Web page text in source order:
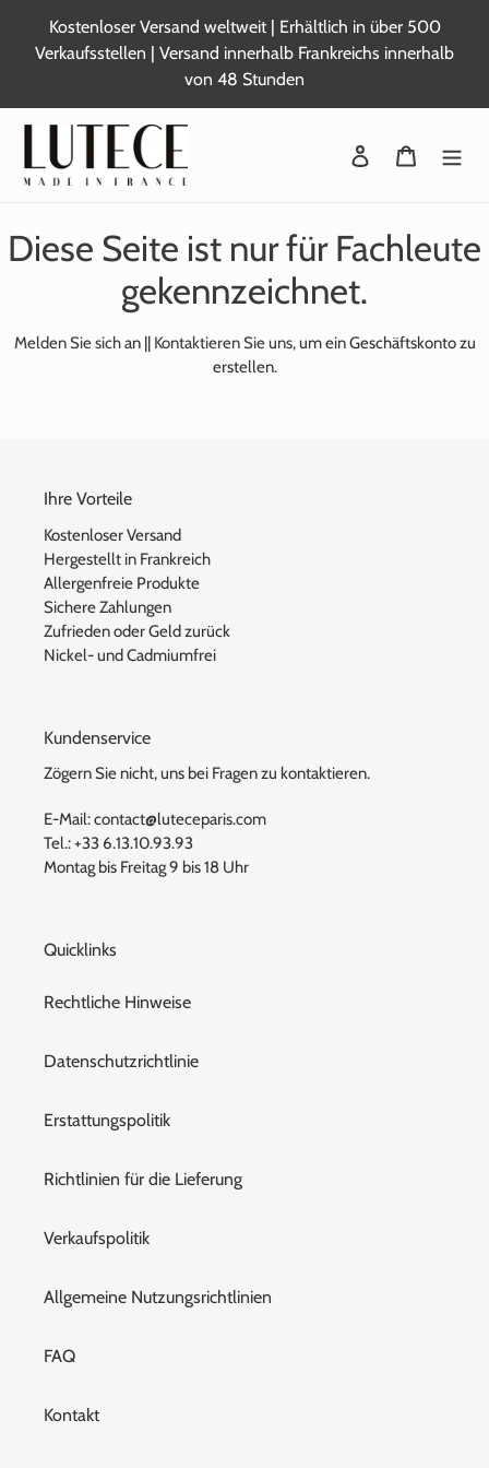
springen
Kostenloser Versand weltweit | Erhältlich in über 500
Verkaufsstellen | Versand innerhalb Frankreichs innerhalb
von 48 Stunden
Sich anmelden
Diese Seite ist nur für Fachleute
gekennzeichnet.
Melden Sie sichan || Kontaktieren Sie uns,um ein Geschäftskonto zu
erstellen.
Ihre Vorteile
Kostenloser Versand
Hergestellt in Frankreich
Allergenfreie Produkte
Sichere Zahlungen
Zufrieden oder Geld zurück
Nickel- und Cadmiumfrei
Kundenservice
Zögern Sie nicht, uns bei Fragen zu kontaktieren.
E-Mail: contact@luteceparis.com
Tel.: +33 6.13.10.93.93
Montag bis Freitag 9 bis 18 Uhr
Quicklinks
Rechtliche Hinweise
Datenschutzrichtlinie
Erstattungspolitik
Richtlinien für die Lieferung
Verkaufspolitik
Allgemeine Nutzungsrichtlinien
FAQ
Kontakt